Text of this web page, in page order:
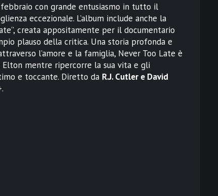
con grande entusiasmo in tutto il
eccezionale. L’album include anche la
creata appositamente per il documentario
plauso della critica. Una storia profonda e
l’amore e la famiglia, Never Too Late è
mentre ripercorre la sua vita e gli
e toccante. Diretto da R.J. Cutler e David